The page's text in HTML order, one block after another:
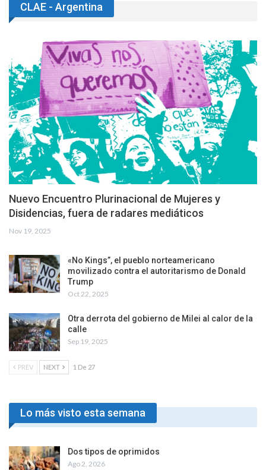
CLAE - Argentina
Nuevo Encuentro Plurinacional de Mujeres y
Disidencias, fuera de radares mediáticos
Nov 19, 2025
«No Kings”, el pueblo norteamericano
movilizado contra el autoritarismo de Donald
Trump
Oct 22, 2025
Otra derrota del gobierno de Milei al calor de la
calle
Sep 19, 2025
PREV NEXT 1 De 27
Lo más visto esta semana
Dos tipos de oprimidos
Ago 2, 2026